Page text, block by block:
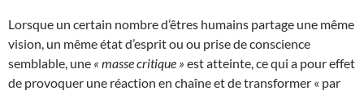
Lorsque un certain nombre d’êtres humains partage une même
vision, un même état d’esprit ou ou prise de conscience
semblable, une « masse critique » est atteinte, ce qui a pour effet
de provoquer une réaction en chaîne et de transformer « par